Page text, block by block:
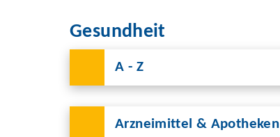
Gesundheit
A - Z
Arzneimittel & Apotheken